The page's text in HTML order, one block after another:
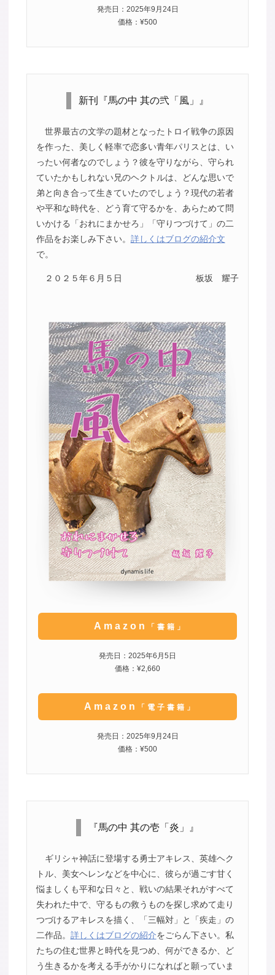
発売日：2025年9月24日
価格：¥500
新刊『馬の中 其の弐「風」』
世界最古の文学の題材となったトロイ戦争の原因
を作った、美しく軽率で恋多い青年パリスとは、い
ったい何者なのでしょう？彼を守りながら、守られ
ていたかもしれない兄のヘクトルは、どんな思いで
弟と向き合って生きていたのでしょう？現代の若者
や平和な時代を、どう育て守るかを、あらためて問
いかける「おれにまかせろ」「守りつづけて」の二
作品をお楽しみ下さい。 詳しくはブログの紹介文
で。
２０２５年６月５日 板坂 耀子
Amazon 「書籍」
発売日：2025年6月5日
価格：¥2,660
Amazon 「電子書籍」
発売日：2025年9月24日
価格：¥500
『馬の中 其の壱「炎」』
ギリシャ神話に登場する勇士アキレス、英雄ヘク
トル、美女ヘレンなどを中心に、彼らが過ごす甘く
悩ましくも平和な日々と、戦いの結果それがすべて
失われた中で、守るもの救うものを探し求めて走り
つづけるアキレスを描く、「三幅対」と「疾走」の
二作品。 詳しくはブログの紹介をごらん下さい。私
たちの住む世界と時代を見つめ、何ができるか、ど
う生きるかを考える手がかりになればと願っていま